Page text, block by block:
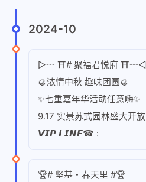
2024-10
▷┄ ⛩️# 聚福君悦府 ⛩️┄◁
🥮浓情中秋 趣味团圆🥮
✨七重嘉年华活动任意嗨✨
9.17 实景苏式园林盛大开放
𝙑𝙄𝙋 𝙇𝙄𝙉𝙀☎ :
🏆# 坚基・春天里 #🏆